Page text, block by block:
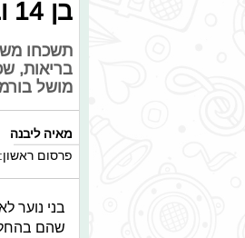
בן 14 ובחליפה: הנער שמתמודד למושל בארצות הברית
בריאות,
מושל
מאיה ליבנה
פרסום ראשון: 15/08/2018, 13:00
בני נוער